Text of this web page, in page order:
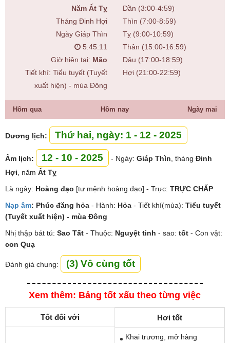
Năm Ất Tỵ
Tháng Đinh Hợi
Ngày Giáp Thìn
5:45:12
Giờ hiện tại: Mão
Tiết khí: Tiểu tuyết (Tuyết
xuất hiện) - mùa Đông
Dần (3:00-4:59)
Thìn (7:00-8:59)
Tỵ (9:00-10:59)
Thân (15:00-16:59)
Dậu (17:00-18:59)
Hợi (21:00-22:59)
Hôm qua Hôm nay Ngày mai
Dương lịch: Thứ hai, ngày: 1 - 12 - 2025
Âm lịch: 12 - 10 - 2025 - Ngày: Giáp Thìn , tháng Đinh
Hợi , năm Ất Tỵ
Là ngày: Hoàng đạo [tư mệnh hoàng đạo] - Trực: TRỰC CHẤP
Nạp âm: Phúc đăng hỏa - Hành: Hỏa - Tiết khí(mùa): Tiểu tuyết
(Tuyết xuất hiện) - mùa Đông
Nhị thập bát tú: Sao Tất - Thuộc: Nguyệt tinh - sao: tốt - Con vật:
con Quạ
Đánh giá chung: (3) Vô cùng tốt
Xem thêm: Bảng tốt xấu theo từng việc
Tốt đối với Hơi tốt
Khai trương, mở hàng